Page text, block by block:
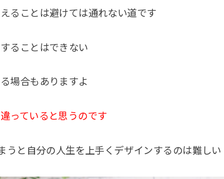
ることは避けては通れない道です
ることはできない
場合もありますよ
っていると思うのです
うと自分の人生を上手くデザインするのは難しい